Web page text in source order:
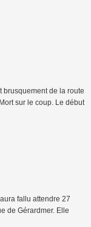
brusquement de la route
sur le coup. Le début
fallu attendre 27
de Gérardmer. Elle